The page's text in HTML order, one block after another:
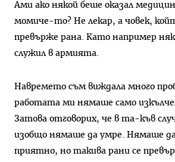
Ами ако някой беше оказал
момиче-то? Не лекар, а човек,
превърже рана. Като например
служил в армията.
Навремето съм виждала много
работата ми нямаше само
Затова отговорих, че в та-къв
изобщо нямаше да умре. Нямаше
приятно, но такива рани се